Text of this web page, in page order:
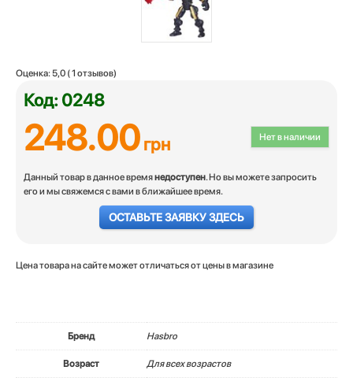
Оценка: 5,0 (1 отзывов)
Код: 0248
Нет в наличии
248.00грн
Данный товар в данное времянедоступен. Но вы можете запросить
его и мы свяжемся с вами в ближайшее время.
ОСТАВЬТЕ ЗАЯВКУ ЗДЕСЬ
Цена товара на сайте может отличаться от цены в магазине
Бренд Hasbro
Возраст Для всех возрастов